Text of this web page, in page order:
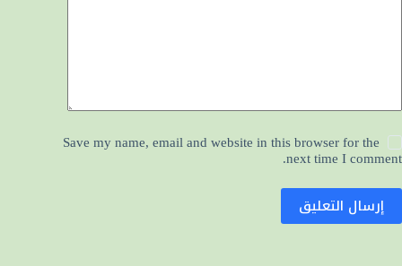
Save my name, email and website in this browser for the
next time I comment.
إرسال التعليق